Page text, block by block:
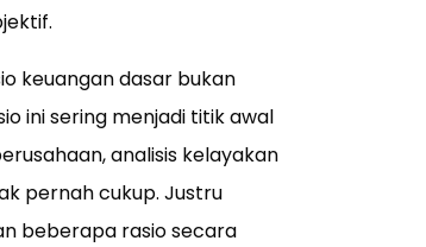
keuangan dasar bukan
ini sering menjadi titik awal
analisis kelayakan
pernah cukup. Justru
beberapa rasio secara